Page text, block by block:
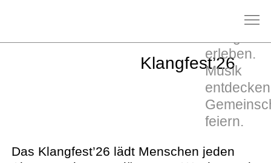
Klangfest’26
erleben.
Musik
feiern.
Das Klangfest’26 lädt Menschen jeden